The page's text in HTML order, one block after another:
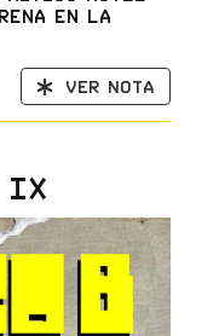
en la
Ver nota